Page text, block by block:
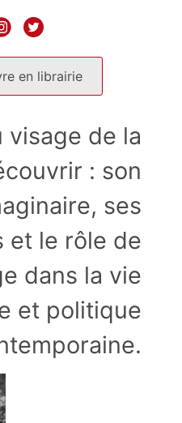
en librairie
visage de la
: son
ses
et le rôle de
dans la vie
et politique